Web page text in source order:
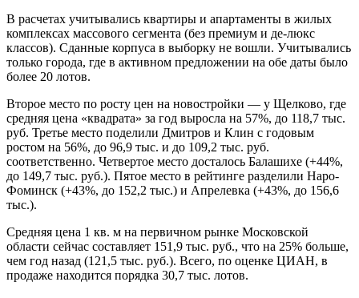
В расчетах учитывались квартиры и апартаменты в жилых
комплексах массового сегмента (без премиум и де-люкс
классов). Сданные корпуса в выборку не вошли. Учитывались
только города, где в активном предложении на обе даты было
более 20 лотов.
Второе место по росту цен на новостройки — у Щелково, где
средняя цена «квадрата» за год выросла на 57%, до 118,7 тыс.
руб. Третье место поделили Дмитров и Клин с годовым
ростом на 56%, до 96,9 тыс. и до 109,2 тыс. руб.
соответственно. Четвертое место досталось Балашихе (+44%,
до 149,7 тыс. руб.). Пятое место в рейтинге разделили Наро-
Фоминск (+43%, до 152,2 тыс.) и Апрелевка (+43%, до 156,6
тыс.).
Средняя цена 1 кв. м на первичном рынке Московской
области сейчас составляет 151,9 тыс. руб., что на 25% больше,
чем год назад (121,5 тыс. руб.). Всего, по оценке ЦИАН, в
продаже находится порядка 30,7 тыс. лотов.